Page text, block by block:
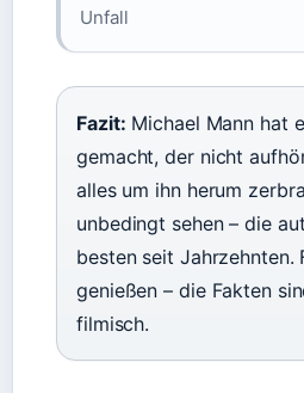
Unfall
Fazit: Michael Mann hat
gemacht, der nicht
alles um ihn herum
unbedingt sehen – die
besten seit
genießen – die Fakten
filmisch.